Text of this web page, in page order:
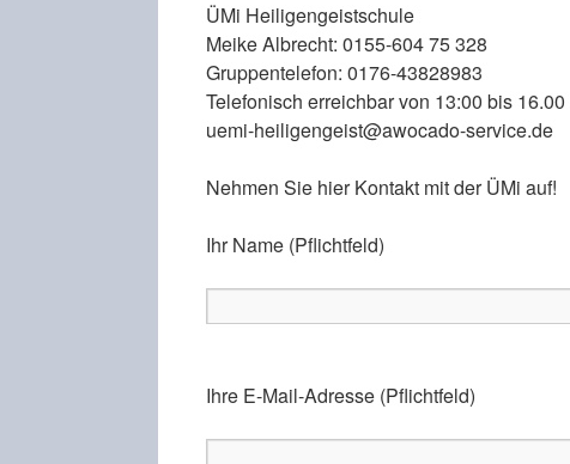
ÜMi Heiligengeistschule
Meike Albrecht: 0155-604 75 328
Gruppentelefon: 0176-43828983
Telefonisch erreichbar von 13:00 bis
uemi-heiligengeist@awocado-service.de
Nehmen Sie hier Kontakt mit der ÜMi auf!
Ihr Name (Pflichtfeld)
Ihre E-Mail-Adresse (Pflichtfeld)